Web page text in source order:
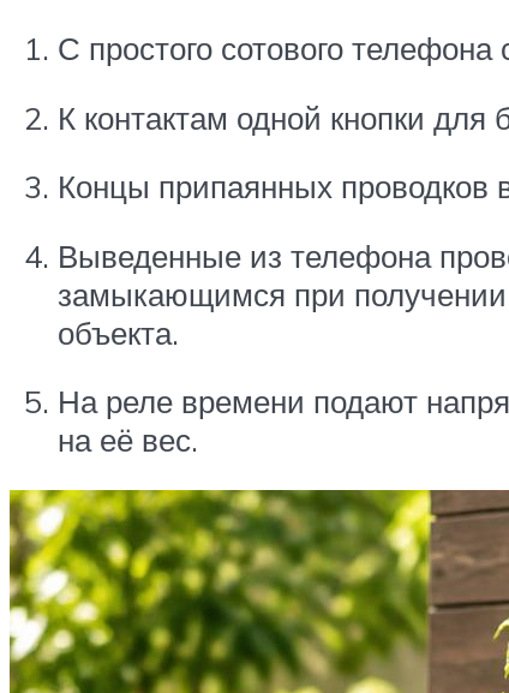
С простого сотового
К контактам одной кнопки для
Концы припаянных проводков
Выведенные из телефона
замыкающимся при
объекта.
На реле времени подают
на её вес.